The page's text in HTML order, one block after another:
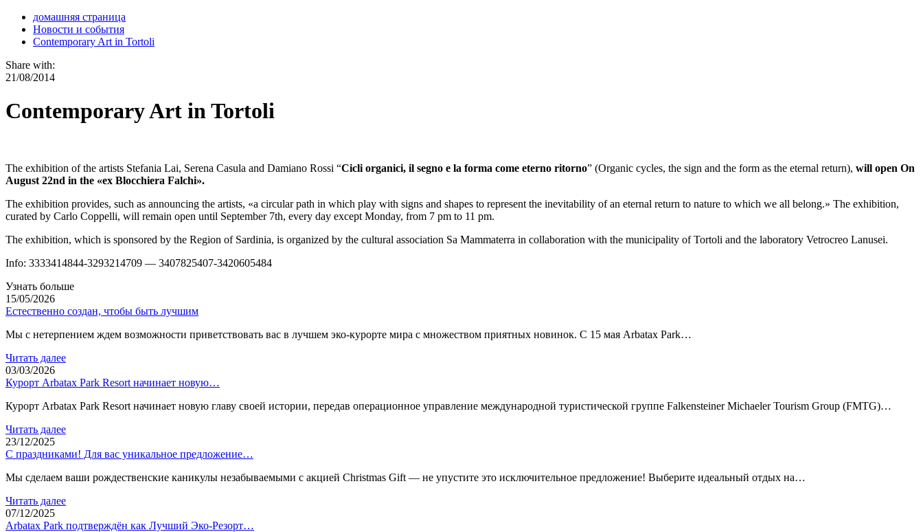
домашняя страница
Новости и события
Contemporary Art in Tortoli
Share with:
21/08/2014
Contemporary Art in Tortoli
The exhibition of the artists Stefania Lai, Serena Casula and Damiano Rossi “Cicli organici, il segno e la forma come eterno ritorno” (Organic cycles, the sign and the form as the eternal return), will open On
August 22nd in the «ex Blocchiera Falchi».
The exhibition provides, such as announcing the artists, «a circular path in which play with signs and shapes to represent the inevitability of an eternal return to nature to which we all belong.» The exhibition,
curated by Carlo Coppelli, will remain open until September 7th, every day except Monday, from 7 pm to 11 pm.
The exhibition, which is sponsored by the Region of Sardinia, is organized by the cultural association Sa Mammaterra in collaboration with the municipality of Tortoli and the laboratory Vetrocreo Lanusei.
Info: 3333414844-3293214709 — 3407825407-3420605484
Узнать больше
15/05/2026
Естественно создан, чтобы быть лучшим
Мы с нетерпением ждем возможности приветствовать вас в лучшем эко-курорте мира с множеством приятных новинок. С 15 мая Arbatax Park…
Читать далее
03/03/2026
Курорт Arbatax Park Resort начинает новую…
Курорт Arbatax Park Resort начинает новую главу своей истории, передав операционное управление международной туристической группе Falkensteiner Michaeler Tourism Group (FMTG)…
Читать далее
23/12/2025
С праздниками! Для вас уникальное предложение…
Мы сделаем ваши рождественские каникулы незабываемыми с акцией Christmas Gift — не упустите это исключительное предложение! Выберите идеальный отдых на…
Читать далее
07/12/2025
Arbatax Park подтверждён как Лучший Эко-Резорт…